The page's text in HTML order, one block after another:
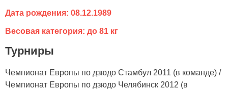
Дата рождения: 08.12.1989
Весовая категория: до 81 кг
Турниры
Чемпионат Европы по дзюдо Стамбул 2011 (в команде) /
Чемпионат Европы по дзюдо Челябинск 2012 (в